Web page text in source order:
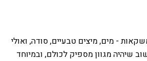
- מים, מיצים טבעיים, סודה, ואולי
שיהיה מגוון מספיק לכולם, ובמיוחד